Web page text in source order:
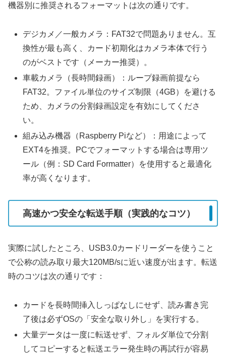
機器別に推奨されるフォーマットは次の通りです。
デジカメ／一般カメラ：FAT32で問題ありません。互
換性が最も高く、カード初期化はカメラ本体で行う
のがベストです（メーカー推奨）。
車載カメラ（長時間録画）：ループ録画前提なら
FAT32。ファイル単位のサイズ制限（4GB）を避ける
ため、カメラの分割録画設定を有効にしてくださ
い。
組み込み機器（Raspberry Piなど）：用途によって
EXT4を推奨。PCでフォーマットする場合は専用ツ
ール（例：SD Card Formatter）を使用すると最適化
率が高くなります。
高速かつ安全な転送手順（実践的なコツ）
実際に試したところ、USB3.0カードリーダーを使うこと
で公称の読み取り最大120MB/sに近い速度が出ます。転送
時のコツは次の通りです：
カードを長時間挿入しっぱなしにせず、読み書き完
了後は必ずOSの「安全な取り外し」を実行する。
大量データは一度に転送せず、フォルダ単位で分割
してコピーすると転送エラー発生時の再試行が容易